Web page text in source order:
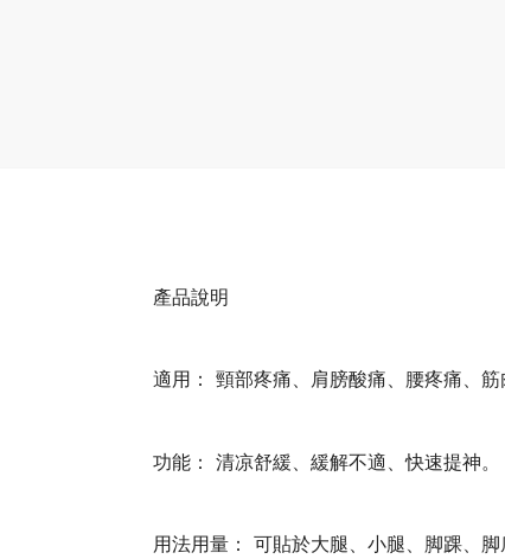
產品說明
適用： 頸部疼痛、肩膀酸痛、腰疼痛、筋
功能： 清凉舒緩、緩解不適、快速提神。
用法用量： 可貼於大腿、小腿、脚踝、